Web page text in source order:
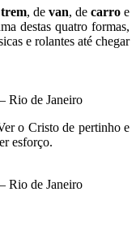
trem, de van, de carroe
destas quatro formas,
e rolantes até chegar
Rio de Janeiro
o Cristo de pertinho e
esforço.
Rio de Janeiro